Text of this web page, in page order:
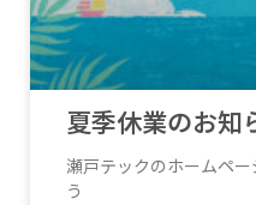
夏季休業のお知
瀬戸テックのホームペ
う